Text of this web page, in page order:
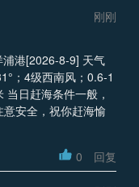
刚刚
浦港[2026-8-9] 天气
；4级西南风；0.6-1
日赶海条件一般，
安全，祝你赶海愉
0 回复